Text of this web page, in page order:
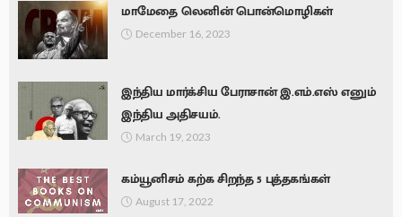
மாமேதை லெனின் பொன்மொழிகள்
December 16, 2023
இந்திய மார்க்சிய பேராசான் இ.எம்.எஸ் எனும்
இந்திய அதிசயம்.
March 19, 2023
கம்யூனிசம் கற்க சிறந்த 5 புத்தகங்கள்
August 17, 2022